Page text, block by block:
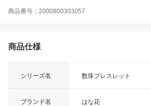
商品番号：2000800303057
商品仕様
シリーズ名 数珠ブレスレット
ブランド名 はな花